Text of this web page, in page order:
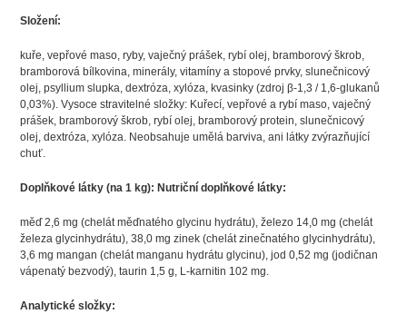
Složení:
kuře, vepřové maso, ryby, vaječný prášek, rybí olej, bramborový škrob,
bramborová bílkovina, minerály, vitamíny a stopové prvky, slunečnicový
olej, psyllium slupka, dextróza, xylóza, kvasinky (zdroj β-1,3 / 1,6-glukanů
0,03%). Vysoce stravitelné složky: Kuřecí, vepřové a rybí maso, vaječný
prášek, bramborový škrob, rybí olej, bramborový protein, slunečnicový
olej, dextróza, xylóza. Neobsahuje umělá barviva, ani látky zvýrazňující
chuť.
Doplňkové látky (na 1 kg): Nutriční doplňkové látky:
měď 2,6 mg (chelát měďnatého glycinu hydrátu), železo 14,0 mg (chelát
železa glycinhydrátu), 38,0 mg zinek (chelát zinečnatého glycinhydrátu),
3,6 mg mangan (chelát manganu hydrátu glycinu), jod 0,52 mg (jodičnan
vápenatý bezvodý), taurin 1,5 g, L-karnitin 102 mg.
Analytické složky: